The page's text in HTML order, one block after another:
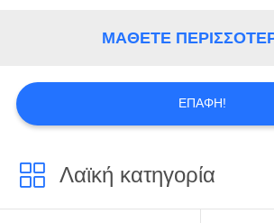
ΜΆΘΕΤΕ
ΕΠΑΦΉ!
Λαϊκή κατηγορία